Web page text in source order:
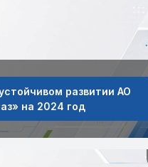
развитии АО
на 2024 год